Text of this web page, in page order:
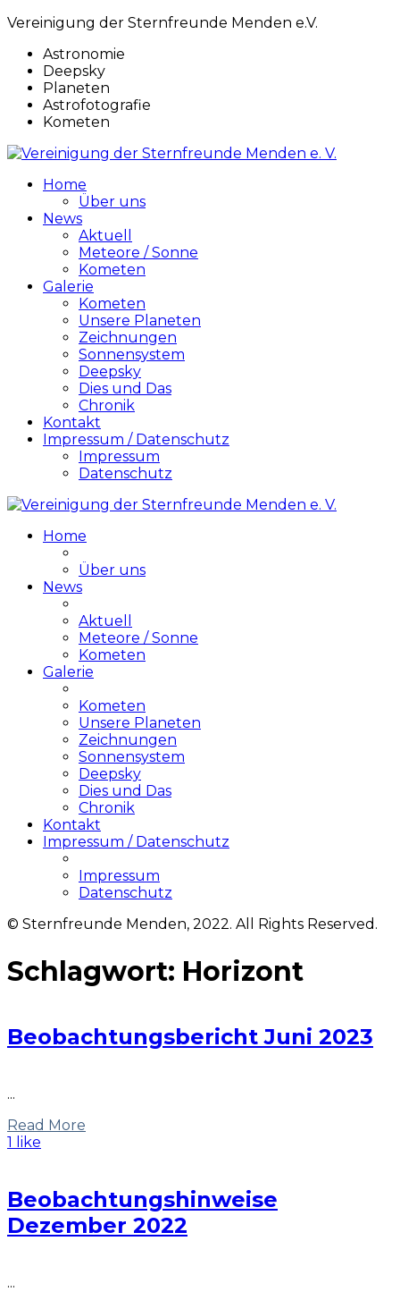
Vereinigung der Sternfreunde Menden e.V.
Astronomie
Deepsky
Planeten
Astrofotografie
Kometen
Home
Über uns
News
Aktuell
Meteore / Sonne
Kometen
Galerie
Kometen
Unsere Planeten
Zeichnungen
Sonnensystem
Deepsky
Dies und Das
Chronik
Kontakt
Impressum / Datenschutz
Impressum
Datenschutz
Home
Über uns
News
Aktuell
Meteore / Sonne
Kometen
Galerie
Kometen
Unsere Planeten
Zeichnungen
Sonnensystem
Deepsky
Dies und Das
Chronik
Kontakt
Impressum / Datenschutz
Impressum
Datenschutz
© Sternfreunde Menden, 2022. All Rights Reserved.
Schlagwort: Horizont
Beobachtungsbericht Juni 2023
...
Read More
1 like
Beobachtungshinweise
Dezember 2022
...